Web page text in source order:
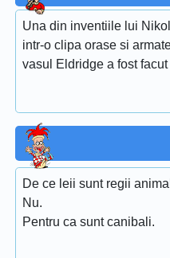
Una din inventiile lui
intr-o clipa orase si
vasul Eldridge a fost
De ce leii sunt regii
Nu.
Pentru ca sunt canibali.